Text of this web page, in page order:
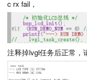
c rx fail，
注释掉lvgl任务后正常，